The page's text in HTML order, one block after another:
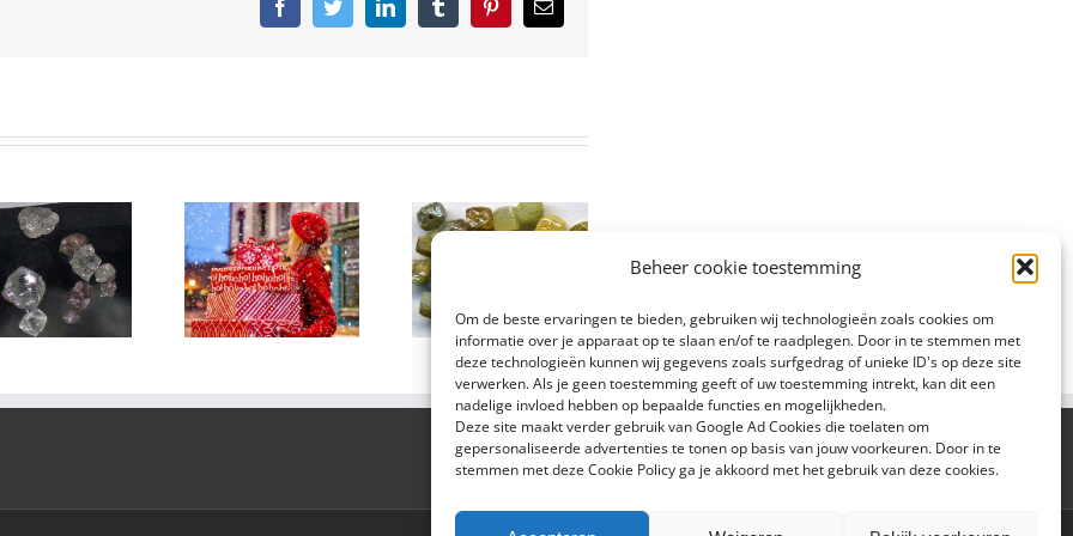
Beheer cookie toestemming
Om de beste ervaringen te bieden, gebruiken wij technologieën zoals cookies om
informatie over je apparaat op te slaan en/of te raadplegen. Door in te stemmen met
deze technologieën kunnen wij gegevens zoals surfgedrag of unieke ID's op deze site
verwerken. Als je geen toestemming geeft of uw toestemming intrekt, kan dit een
nadelige invloed hebben op bepaalde functies en mogelijkheden.
Deze site maakt verder gebruik van Google Ad Cookies die toelaten om
gepersonaliseerde advertenties te tonen op basis van jouw voorkeuren. Door in te
stemmen met deze Cookie Policy ga je akkoord met het gebruik van deze cookies.
FacebookTwitterLinkedInTumblrPinterest
E-
Kerstshopping:
verkoop van
juwelen in
VS in de lift –
De Beers-
omzet stijgt
temidden
van sterke